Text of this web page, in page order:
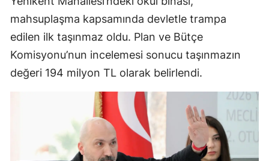
mahsuplaşma kapsamında devletle trampa
edilen ilk taşınmaz oldu. Plan ve Bütçe
Komisyonu’nun incelemesi sonucu taşınmazın
değeri 194 milyon TL olarak belirlendi.